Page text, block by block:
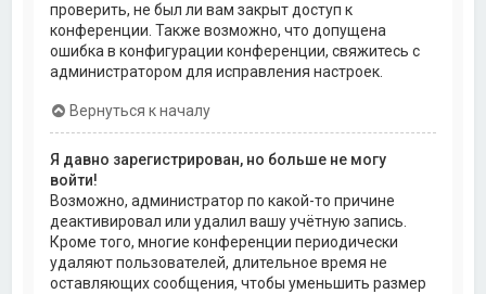
проверить, не был ли вам закрыт доступ к
конференции. Также возможно, что допущена
ошибка в конфигурации конференции, свяжитесь с
администратором для исправления настроек.
Вернуться к началу
Я давно зарегистрирован, но больше не могу
войти!
Возможно, администратор по какой-то причине
деактивировал или удалил вашу учётную запись.
Кроме того, многие конференции периодически
удаляют пользователей, длительное время не
оставляющих сообщения, чтобы уменьшить размер